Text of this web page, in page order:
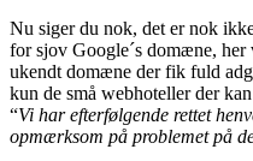
Nu siger du nok, det er nok
for sjov Google´s domæne, her
ukendt domæne der fik fuld
kun de små webhoteller der
“Vi har efterfølgende rettet
opmærksom på problemet på